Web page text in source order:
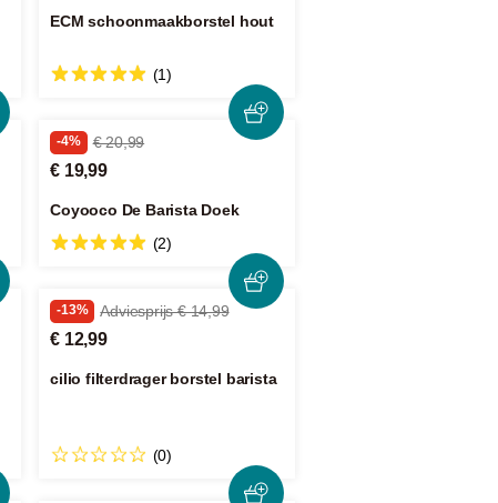
ECM schoonmaakborstel hout
(1)
-4% € 20,99
€ 19,99
Coyooco De Barista Doek
(2)
-13% Adviesprijs € 14,99
€ 12,99
cilio filterdrager borstel barista
(0)